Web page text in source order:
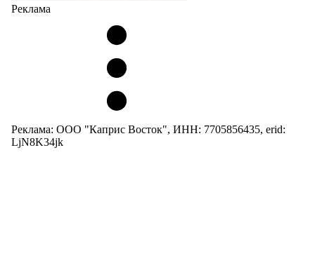
Реклама
Реклама: ООО "Каприс Восток", ИНН: 7705856435, erid:
LjN8K34jk